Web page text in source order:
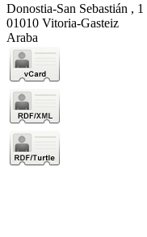
Donostia-San Sebastián , 1
01010 Vitoria-Gasteiz
Araba